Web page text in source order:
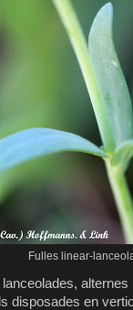
Fulles linear-
disposades en